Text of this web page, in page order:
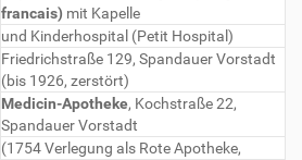
francais) mit Kapelle
und Kinderhospital (Petit Hospital)
Friedrichstraße 129, Spandauer Vorstadt
(bis 1926, zerstört)
Medicin-Apotheke, Kochstraße 22,
Spandauer Vorstadt
(1754 Verlegung als Rote Apotheke,